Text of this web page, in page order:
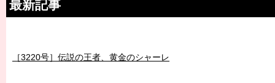
最新記事
［3220号］伝説の王者、黄金のシャーレ